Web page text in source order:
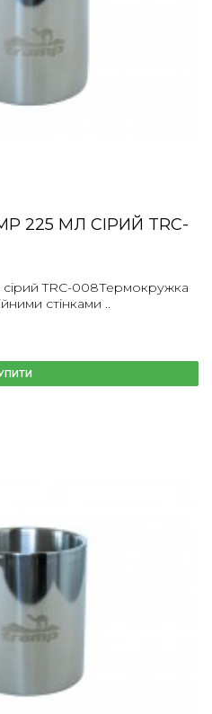
225 МЛ СІРИЙ TRC-
TRC-008Термокружка
стінками ..